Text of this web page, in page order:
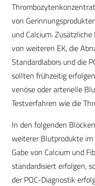
von
und Calcium.
von weiteren EK, die
Standardlabors und die
sollten frühzeitig
venöse oder arterielle
Testverfahren wie die
In den folgenden
weiterer Blutprodukte im
Gabe von Calcium und
standardisiert erfolgen,
der POC-Diagnostik